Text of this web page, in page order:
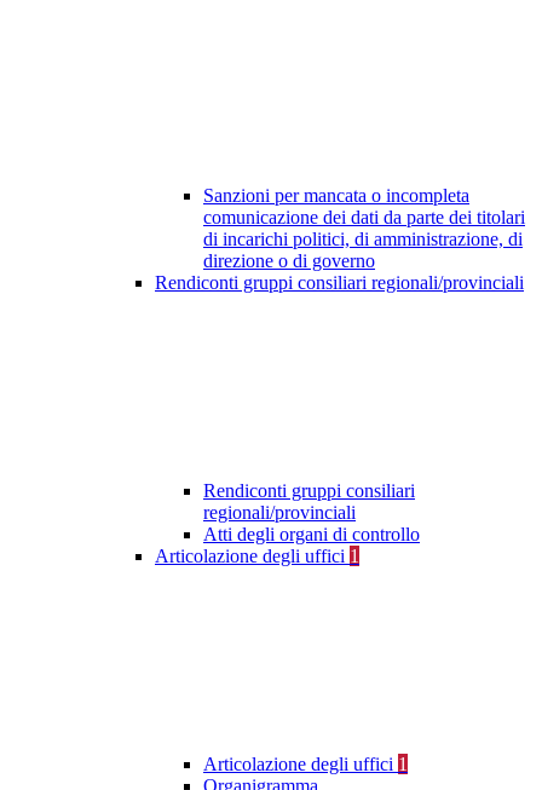
Sanzioni per mancata o incompleta
comunicazione dei dati da parte dei titolari
di incarichi politici, di amministrazione, di
direzione o di governo
Rendiconti gruppi consiliari regionali/provinciali
Rendiconti gruppi consiliari
regionali/provinciali
Atti degli organi di controllo
Articolazione degli uffici 1
Articolazione degli uffici 1